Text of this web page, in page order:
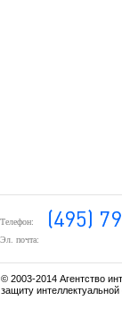
Телефон:
Эл. почта:
© 2003-2014 Агентство
защиту